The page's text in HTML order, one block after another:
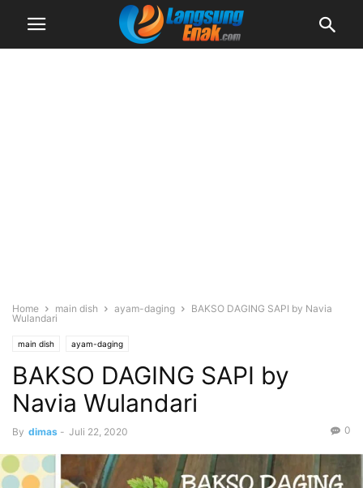
Home main dish ayam-daging
BAKSO DAGING SAPI by Navia
Wulandari
main dish ayam-daging
BAKSO DAGING SAPI by
Navia Wulandari
By dimas - Juli 22, 2020 0